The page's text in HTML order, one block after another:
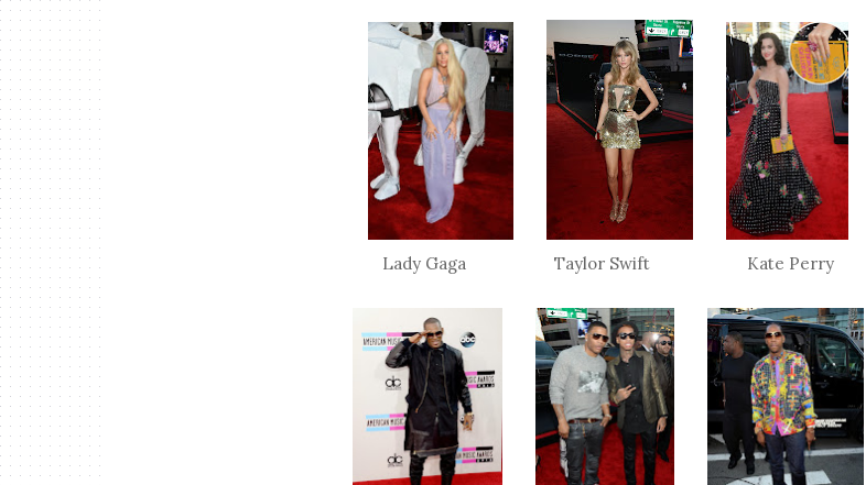
Lady Gaga Taylor Swift Kate Perry